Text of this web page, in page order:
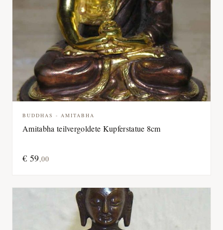
BUDDHAS - AMITABHA
Amitabha teilvergoldete Kupferstatue 8cm
€ 59,00